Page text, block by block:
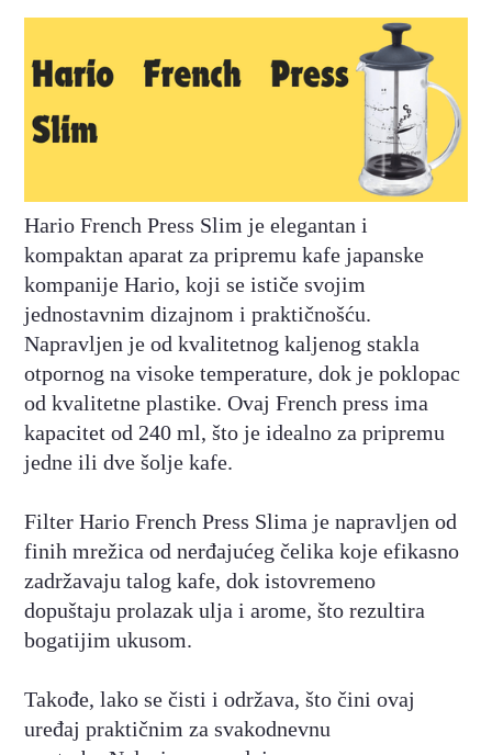
Hario French Press Slim je elegantan i
kompaktan aparat za pripremu kafe japanske
kompanije Hario, koji se ističe svojim
jednostavnim dizajnom i praktičnošću.
Napravljen je od kvalitetnog kaljenog stakla
otpornog na visoke temperature, dok je poklopac
od kvalitetne plastike. Ovaj French press ima
kapacitet od 240 ml, što je idealno za pripremu
jedne ili dve šolje kafe.
Filter Hario French Press Slima je napravljen od
finih mrežica od nerđajućeg čelika koje efikasno
zadržavaju talog kafe, dok istovremeno
dopuštaju prolazak ulja i arome, što rezultira
bogatijim ukusom.
Takođe, lako se čisti i održava, što čini ovaj
uređaj praktičnim za svakodnevnu